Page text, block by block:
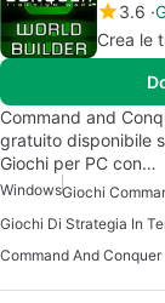
3.6
Crea le
Command and
gratuito disponibile
Giochi per PC con…
Windows
Command And